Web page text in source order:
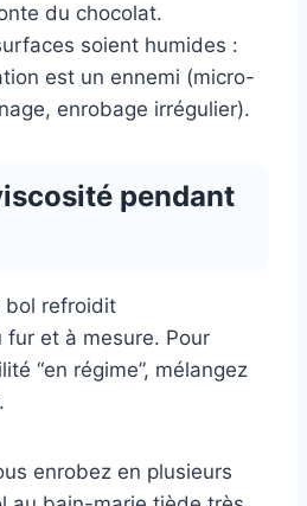
du chocolat.
soient humides :
est un ennemi (micro-
enrobage irrégulier).
pendant
bol refroidit
fur et à mesure. Pour
“en régime”, mélangez
enrobez en plusieurs